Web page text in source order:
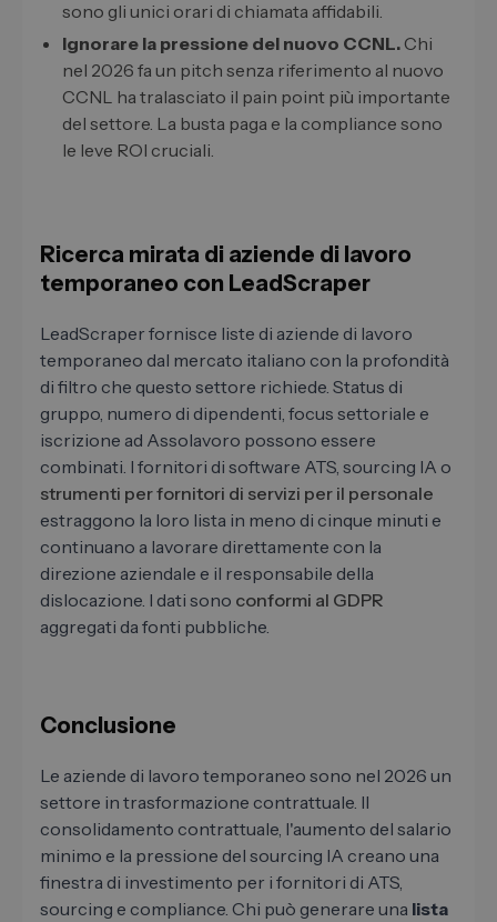
sono gli unici orari di chiamata affidabili.
Ignorare la pressione del nuovo CCNL. Chi
nel 2026 fa un pitch senza riferimento al nuovo
CCNL ha tralasciato il pain point più importante
del settore. La busta paga e la compliance sono
le leve ROI cruciali.
Ricerca mirata di aziende di lavoro
temporaneo con LeadScraper
LeadScraper fornisce liste di aziende di lavoro
temporaneo dal mercato italiano con la profondità
di filtro che questo settore richiede. Status di
gruppo, numero di dipendenti, focus settoriale e
iscrizione ad Assolavoro possono essere
combinati. I fornitori di software ATS, sourcing IA o
strumenti per fornitori di servizi per il personale
estraggono la loro lista in meno di cinque minuti e
continuano a lavorare direttamente con la
direzione aziendale e il responsabile della
dislocazione. I dati sono conformi al GDPR
aggregati da fonti pubbliche.
Conclusione
Le aziende di lavoro temporaneo sono nel 2026 un
settore in trasformazione contrattuale. Il
consolidamento contrattuale, l'aumento del salario
minimo e la pressione del sourcing IA creano una
finestra di investimento per i fornitori di ATS,
sourcing e compliance. Chi può generare una lista